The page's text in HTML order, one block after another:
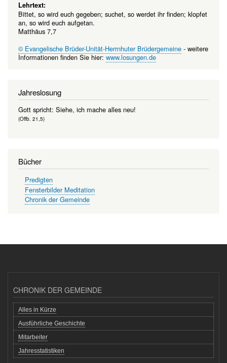
Lehrtext:
Bittet, so wird euch gegeben; suchet, so werdet ihr finden; klopfet
an, so wird euch aufgetan.
Matthäus 7,7
© Evangelische Brüder-Unität-Herrnhuter Brüdergemeine - weitere
Informationen finden Sie hier: www.losungen.de
Jahreslosung
Gott spricht: Siehe, ich mache alles neu!
(Offb. 21,5)
Bücher
Predigten
Fensterbilder Meditation
Chronik der Gemeinde
CHRONIK DER GEMEINDE
Alles in Kürze
Ausführliche Geschichte
Mitarbeiter
Jahresstatistiken